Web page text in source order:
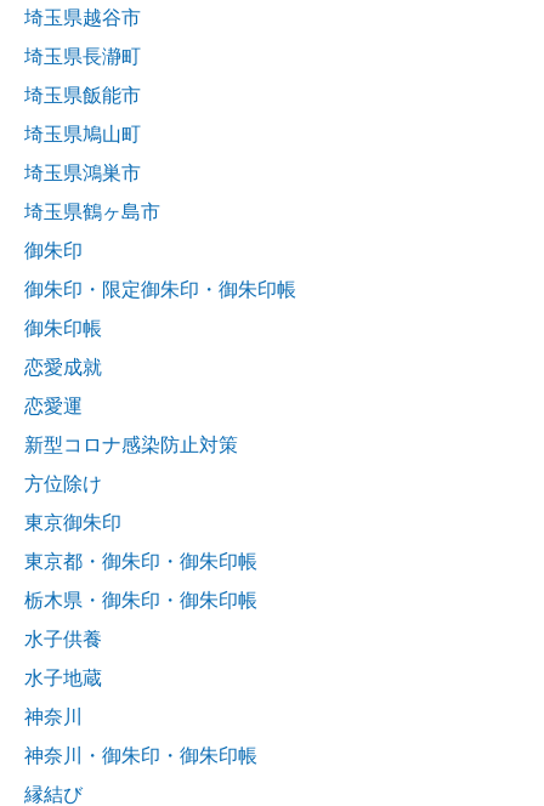
埼玉県越谷市
埼玉県長瀞町
埼玉県飯能市
埼玉県鳩山町
埼玉県鴻巣市
埼玉県鶴ヶ島市
御朱印
御朱印・限定御朱印・御朱印帳
御朱印帳
恋愛成就
恋愛運
新型コロナ感染防止対策
方位除け
東京御朱印
東京都・御朱印・御朱印帳
栃木県・御朱印・御朱印帳
水子供養
水子地蔵
神奈川
神奈川・御朱印・御朱印帳
縁結び